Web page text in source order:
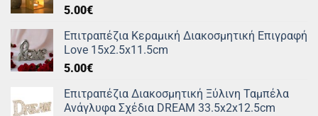
5.00€
Επιτραπέζια Κεραμική Διακοσμητική Επιγραφή
Love 15x2.5x11.5cm
5.00€
Επιτραπέζια Διακοσμητική Ξύλινη Ταμπέλα
Ανάγλυφα Σχέδια DREAM 33.5x2x12.5cm